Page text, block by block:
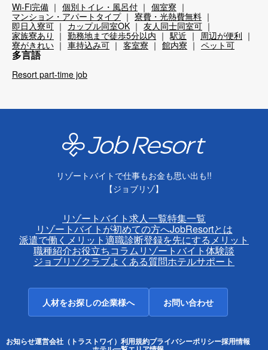
Wi-Fi完備 個別トイレ・風呂付
個室寮
マンション・アパートタイプ
寮費・光熱費無料
即日入寮可
カップル同室OK
友人同士同室可
家族寮あり
勤務地まで徒歩5分以内 駅近
周辺が便利
寮がきれい
車持込み可 客室寮 館内寮 ペット可
多言語
Resort part-time job
リゾートバイトで仕事もお金も思い出も!!
【ジョブリゾ】
リゾートバイト求人一覧特集一覧
リゾートバイトが初めての方へJobResortとは
派遣で働くメリット適職診断登録を先にするメリット
職種紹介お役立ちコラムリゾートバイト体験談
ジョブリゾクラブよくある質問ホテルサポート
人材をお探しの企業様へ お問い合わせ
お知らせ運営会社（トラストワイ） 利用規約プライバシーポリシー採用情報